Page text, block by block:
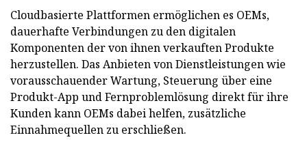
Cloudbasierte Plattformen ermöglichen es OEMs,
dauerhafte Verbindungen zu den digitalen
Komponenten der von ihnen verkauften Produkte
herzustellen. Das Anbieten von Dienstleistungen wie
vorausschauender Wartung, Steuerung über eine
Produkt-App und Fernproblemlösung direkt für ihre
Kunden kann OEMs dabei helfen, zusätzliche
Einnahmequellen zu erschließen.